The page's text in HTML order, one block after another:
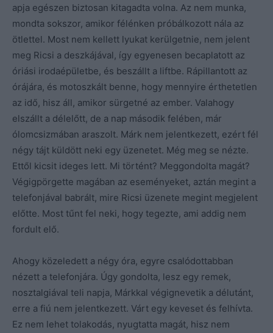
apja egészen biztosan kitagadta volna. Az nem munka,
mondta sokszor, amikor félénken próbálkozott nála az
ötlettel. Most nem kellett lyukat kerülgetnie, nem jelent
meg Ricsi a deszkájával, így egyenesen becaplatott az
óriási irodaépületbe, és beszállt a liftbe. Rápillantott az
órájára, és motoszkált benne, hogy mennyire érthetetlen
az idő, hisz áll, amikor sürgetné az ember. Valahogy
elszállt a délelőtt, de a nap második felében, már
ólomcsizmában araszolt. Márk nem jelentkezett, ezért fél
négy tájt küldött neki egy üzenetet. Még meg se nézte.
Ettől kicsit ideges lett. Mi történt? Meggondolta magát?
Végigpörgette magában az eseményeket, aztán megint a
telefonjával babrált, mire Ricsi üzenete megint megjelent
előtte. Most tűnt fel neki, hogy tegezte, ami addig nem
fordult elő.
Ahogy közeledett a négy óra, egyre csalódottabban
nézett a telefonjára. Úgy gondolta, lesz egy remek,
nosztalgiával teli napja, Márkkal végignevetik a délutánt,
erre a fiú nem jelentkezett. Várt egy keveset és felhívta.
Ez nem lehet tolakodás, nyugtatta magát, hisz nem